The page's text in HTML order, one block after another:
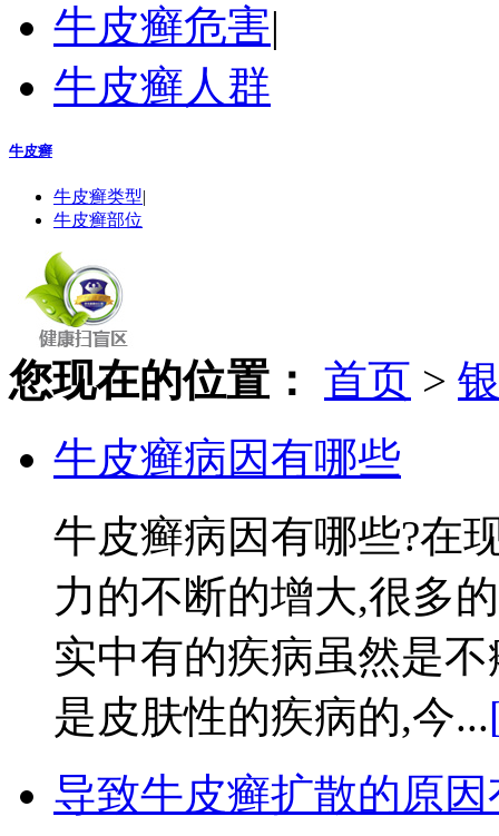
牛皮癣危害|
牛皮癣人群
牛皮癣
牛皮癣类型|
牛皮癣部位
您现在的位置： 首页 >
牛皮癣病因有哪些
牛皮癣病因有哪些?在
力的不断的增大,很多
实中有的疾病虽然是
是皮肤性的疾病的,今...
导致牛皮癣扩散的原